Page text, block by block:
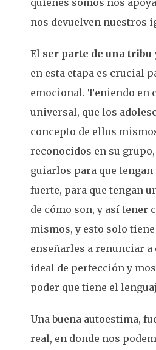
quienes somos nos
nos devuelven nuestros
El ser parte de una tribu
en esta etapa es crucial
emocional. Teniendo en
universal, que los
concepto de ellos
reconocidos en su
guiarlos para que
fuerte, para que tengan
de cómo son, y así tener
mismos, y esto solo
enseñarles a renunciar a
ideal de perfección y
poder que tiene el
Una buena autoestima,
real, en donde nos